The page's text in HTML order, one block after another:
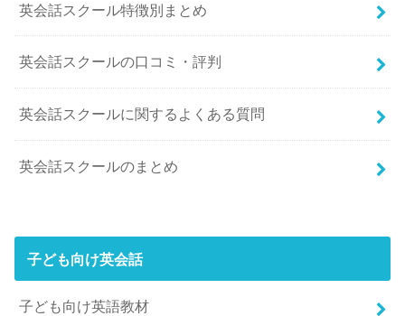
英会話スクール特徴別まとめ
英会話スクールの口コミ・評判
英会話スクールに関するよくある質問
英会話スクールのまとめ
子ども向け英会話
子ども向け英語教材